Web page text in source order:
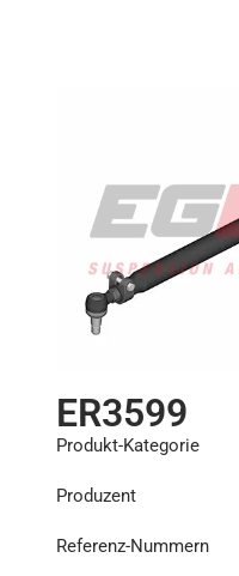
ER3599
Produkt-Kategorie
Produzent
Referenz-Nummern